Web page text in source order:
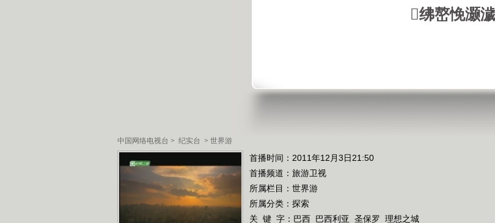
绋嶅悗灏
中国网络电视台 > 纪实台 > 世界游
首播时间：2011年12月3日21:50
首播频道： 旅游卫视
所属栏目： 世界游
所属分类：探索
关 键 字： 巴西 巴西利亚 圣保罗 理想之城